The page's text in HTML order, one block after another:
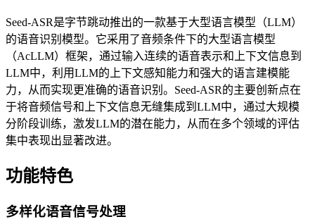
Seed-ASR是字节跳动推出的一款基于大型语言模型（LLM）
的语音识别模型。它采用了音频条件下的大型语言模型
（AcLLM）框架，通过输入连续的语音表示和上下文信息到
LLM中，利用LLM的上下文感知能力和强大的语言建模能
力，从而实现更准确的语音识别。Seed-ASR的主要创新点在
于将音频信号和上下文信息无缝集成到LLM中，通过大规模
分阶段训练，激发LLM的潜在能力，从而在多个领域的评估
集中表现出显著改进。
功能特色
多样化语音信号处理